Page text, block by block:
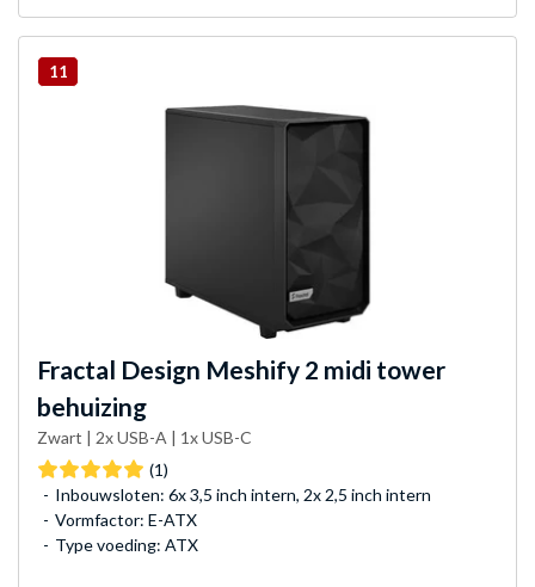
11
Fractal Design Meshify 2 midi tower
behuizing
Zwart | 2x USB-A | 1x USB-C
(1)
Inbouwsloten: 6x 3,5 inch intern, 2x 2,5 inch intern
Vormfactor: E-ATX
Type voeding: ATX